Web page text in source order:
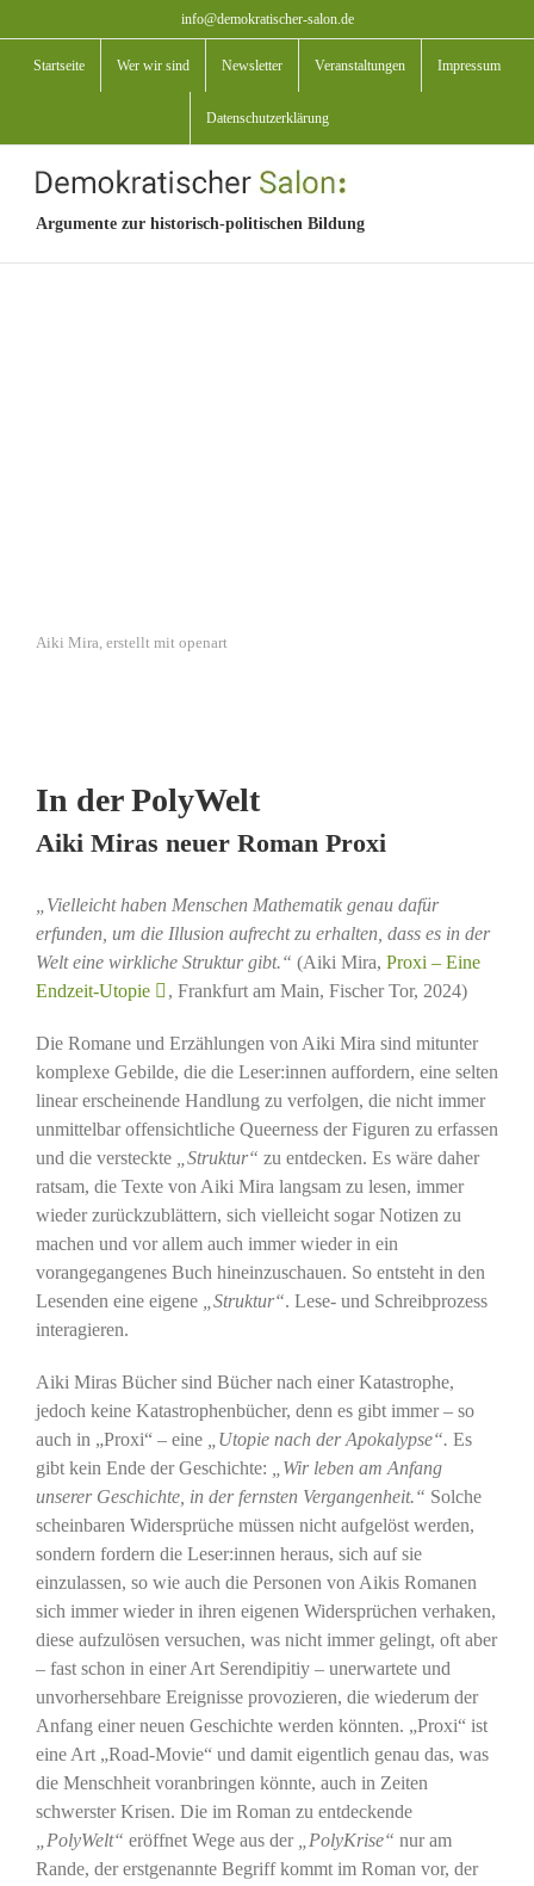
Inhalt
springen
info@demokratischer-salon.de
Startseite Wer wir sind Newsletter Veranstaltungen Impressum
Datenschutzerklärung
Argumente zur historisch-politischen Bildung
Aiki Mira, erstellt mit openart
In der PolyWelt
Aiki Miras neuer Roman Proxi
„Vielleicht haben Menschen Mathematik genau dafür
erfunden, um die Illusion aufrecht zu erhalten, dass es in der
Welt eine wirkliche Struktur gibt.“ (Aiki Mira, Proxi – Eine
Endzeit-Utopie
, Frankfurt am Main, Fischer Tor, 2024)
Die Romane und Erzählungen von Aiki Mira sind mitunter
komplexe Gebilde, die die Leser:innen auffordern, eine selten
linear erscheinende Handlung zu verfolgen, die nicht immer
unmittelbar offensichtliche Queerness der Figuren zu erfassen
und die versteckte
„Struktur“ zu entdecken. Es wäre daher
ratsam, die Texte von Aiki Mira langsam zu lesen, immer
wieder zurückzublättern, sich vielleicht sogar Notizen zu
machen und vor allem auch immer wieder in ein
vorangegangenes Buch hineinzuschauen. So entsteht in den
Lesenden eine eigene
„Struktur“. Lese- und Schreibprozess
interagieren.
Aiki Miras Bücher sind Bücher nach einer Katastrophe,
jedoch keine Katastrophenbücher, denn es gibt immer – so
auch in „Proxi“ – eine
„Utopie nach der Apokalypse“. Es
gibt kein Ende der Geschichte:
„Wir leben am Anfang
unserer Geschichte, in der fernsten Vergangenheit.“ Solche
scheinbaren Widersprüche müssen nicht aufgelöst werden,
sondern fordern die Leser:innen heraus, sich auf sie
einzulassen, so wie auch die Personen von Aikis Romanen
sich immer wieder in ihren eigenen Widersprüchen verhaken,
diese aufzulösen versuchen, was nicht immer gelingt, oft aber
– fast schon in einer Art Serendipitiy – unerwartete und
unvorhersehbare Ereignisse provozieren, die wiederum der
Anfang einer neuen Geschichte werden könnten. „Proxi“ ist
eine Art „Road-Movie“ und damit eigentlich genau das, was
die Menschheit voranbringen könnte, auch in Zeiten
schwerster Krisen. Die im Roman zu entdeckende
„PolyWelt“ eröffnet Wege aus der „PolyKrise“ nur am
Rande, der erstgenannte Begriff kommt im Roman vor, der